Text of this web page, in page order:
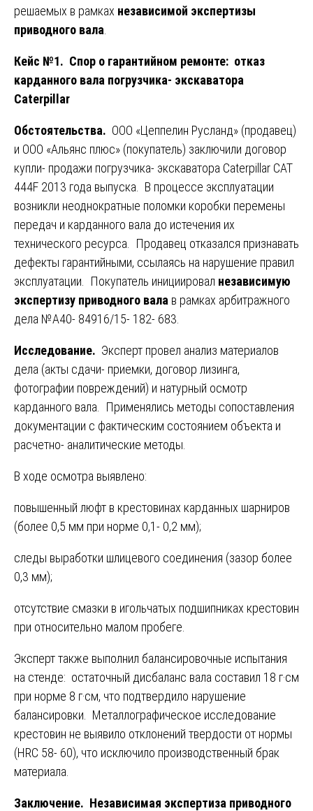
решаемых в рамках независимой экспертизы
приводного вала
Кейс №1. Спор о гарантийном ремонте: отказ
карданного вала погрузчика- экскаватора
Caterpillar
Обстоятельства. ООО «Цеппелин Русланд» (продавец)
и ООО «Альянс плюс» (покупатель) заключили договор
купли- продажи погрузчика- экскаватора Caterpillar CAT
444F 2013 года выпуска. В процессе эксплуатации
возникли неоднократные поломки коробки перемены
передач и карданного вала до истечения их
технического ресурса. Продавец отказался признавать
дефекты гарантийными, ссылаясь на нарушение правил
эксплуатации. Покупатель инициировал независимую
экспертизу приводного вала в рамках арбитражного
дела №А40- 84916/15- 182- 683.
Исследование. Эксперт провел анализ материалов
дела (акты сдачи- приемки, договор лизинга,
фотографии повреждений) и натурный осмотр
карданного вала. Применялись методы сопоставления
документации с фактическим состоянием объекта и
расчетно- аналитические методы.
В ходе осмотра выявлено:
повышенный люфт в крестовинах карданных шарниров
(более 0,5 мм при норме 0,1- 0,2 мм);
следы выработки шлицевого соединения (зазор более
0,3 мм);
отсутствие смазки в игольчатых подшипниках крестовин
при относительно малом пробеге.
Эксперт также выполнил балансировочные испытания
на стенде: остаточный дисбаланс вала составил 18 г·см
при норме 8 г·см, что подтвердило нарушение
балансировки. Металлографическое исследование
крестовин не выявило отклонений твердости от нормы
(HRC 58- 60), что исключило производственный брак
материала.
Заключение. Независимая экспертиза приводного